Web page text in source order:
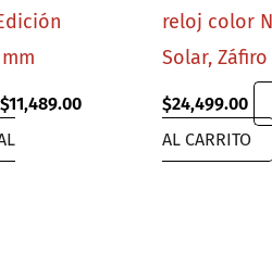
Original
$11,489.00Current
$11,489.00.
reloj color
Solar, Záfiro
$24,499.00
AL CARRITO